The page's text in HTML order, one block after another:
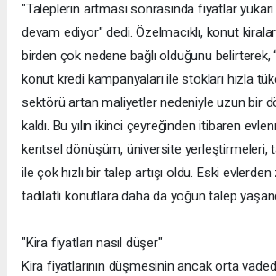
"Taleplerin artması sonrasında fiyatlar
devam ediyor" dedi. Özelmacıklı, konut
birden çok nedene bağlı olduğunu belirterek,
konut kredi kampanyaları ile stokları hızla
sektörü artan maliyetler nedeniyle uzun bir
kaldı. Bu yılın ikinci çeyreğinden itibaren
kentsel dönüşüm, üniversite yerleştirmeleri,
ile çok hızlı bir talep artışı oldu. Eski
tadilatlı konutlara daha da yoğun talep
"Kira fiyatları nasıl düşer"
Kira fiyatlarının düşmesinin ancak orta